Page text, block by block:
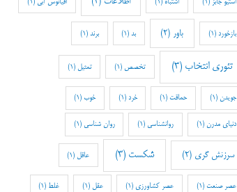
بازخورد (1) باور (2) بد(1) برند (1)
تئوری انتخاب (3) تخصص (1) تمثیل (1)
جویدن (1) حماقت(1) خرد (1) خوب(1)
دنیای مدرن (1) روانشناسی (1) روان شناسی (1)
سرزنش گری (2) شکست (3) عاقل (1)
عصر صنعت (1) عصر کشاورزی(1) عقل (1) غلط (1)